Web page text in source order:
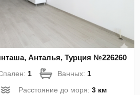
Анталья, Турция №226260
1 Ванных: 1
Расстояние до моря:3 км